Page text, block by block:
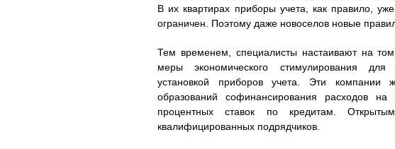
В их квартирах приборы учета, как правило,
ограничен. Поэтому даже новоселов новые
Тем временем, специалисты настаивают на
меры экономического стимулирования
установкой приборов учета. Эти компании
образований софинансирования расходов на
процентных ставок по кредитам.
квалифицированных подрядчиков.